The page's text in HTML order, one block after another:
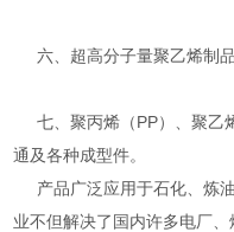
六、超高分子量聚乙烯制品
七、聚丙烯（PP）、聚乙
通及各种成型件。
产品广泛应用于石化、炼
业不但解决了国内许多电厂